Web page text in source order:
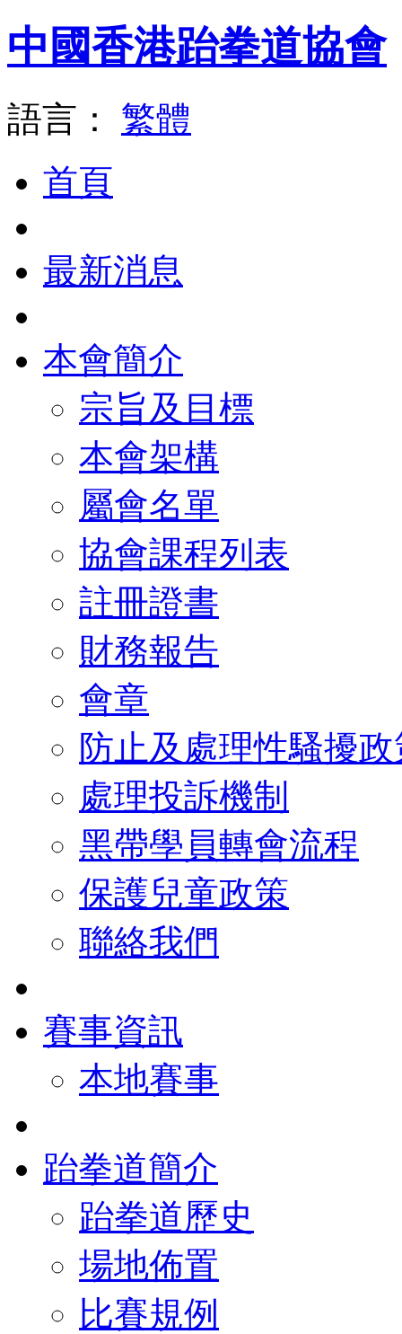
中國香港跆拳道協會
語言： 繁體
首頁
最新消息
本會簡介
宗旨及目標
本會架構
屬會名單
協會課程列表
註冊證書
財務報告
會章
防止及處理性騷擾
處理投訴機制
黑帶學員轉會流程
保護兒童政策
聯絡我們
賽事資訊
本地賽事
跆拳道簡介
跆拳道歷史
場地佈置
比賽規例